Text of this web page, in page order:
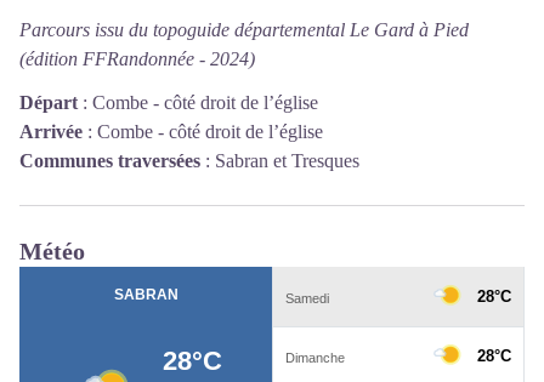
Parcours issu du topoguide départemental Le Gard à Pied
(édition FFRandonnée - 2024)
Départ : Combe - côté droit de l’église
Arrivée : Combe - côté droit de l’église
Communes traversées : Sabran et Tresques
Météo